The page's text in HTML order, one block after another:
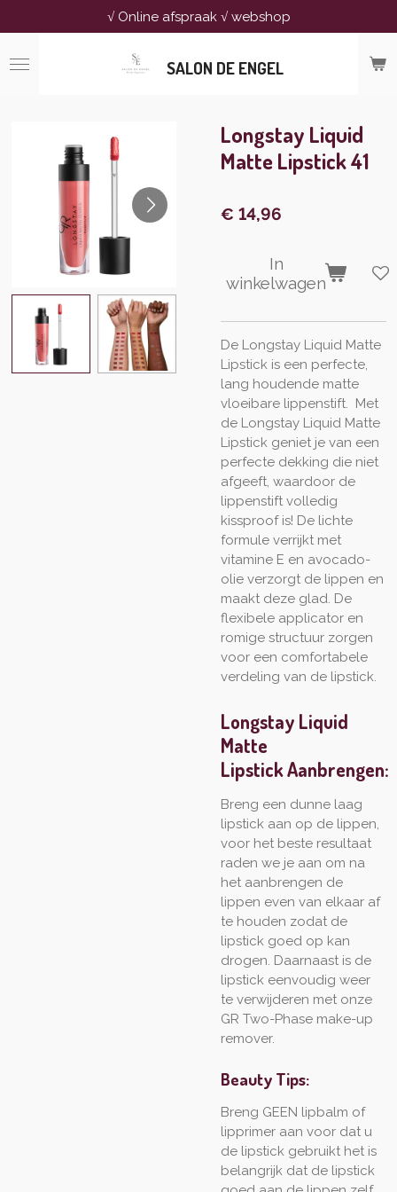
direct
naar
SALON DE ENGEL
√ Online afspraak √ webshop
Longstay Liquid
Matte Lipstick 41
€ 14,96
In
winkelwagen
De Longstay Liquid Matte
Lipstick is een perfecte,
lang houdende matte
vloeibare lippenstift. Met
de Longstay Liquid Matte
Lipstick geniet je van een
perfecte dekking die niet
afgeeft, waardoor de
lippenstift volledig
kissproof is! De lichte
formule verrijkt met
vitamine E en avocado-
olie verzorgt de lippen en
maakt deze glad. De
flexibele applicator en
romige structuur zorgen
voor een comfortabele
verdeling van de lipstick.
Longstay Liquid
Matte
Lipstick Aanbrengen:
Breng een dunne laag
lipstick aan op de lippen,
voor het beste resultaat
raden we je aan om na
het aanbrengen de
lippen even van elkaar af
te houden zodat de
lipstick goed op kan
drogen. Daarnaast is de
lipstick eenvoudig weer
te verwijderen met onze
GR Two-Phase make-up
remover.
Beauty Tips:
Breng GEEN lipbalm of
lipprimer aan voor dat u
de lipstick gebruikt het is
belangrijk dat de lipstick